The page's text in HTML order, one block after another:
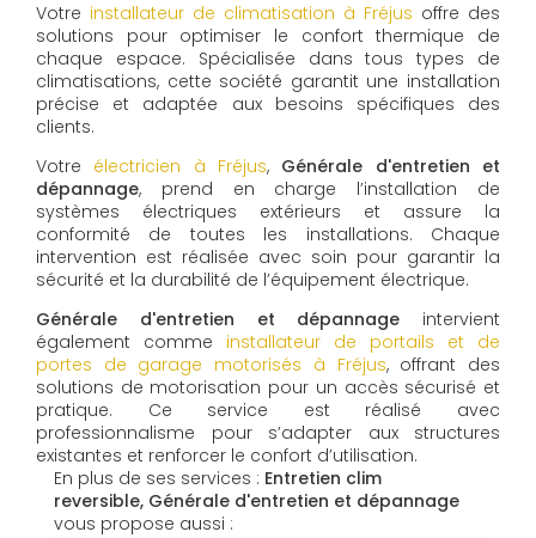
Votre installateur de climatisation à Fréjus offre des
solutions pour optimiser le confort thermique de
chaque espace. Spécialisée dans tous types de
climatisations, cette société garantit une installation
précise et adaptée aux besoins spécifiques des
clients.
Votre électricien à Fréjus, Générale d'entretien et
dépannage, prend en charge l’installation de
systèmes électriques extérieurs et assure la
conformité de toutes les installations. Chaque
intervention est réalisée avec soin pour garantir la
sécurité et la durabilité de l’équipement électrique.
Générale d'entretien et dépannage intervient
également comme installateur de portails et de
portes de garage motorisés à Fréjus, offrant des
solutions de motorisation pour un accès sécurisé et
pratique. Ce service est réalisé avec
professionnalisme pour s’adapter aux structures
existantes et renforcer le confort d’utilisation.
En plus de ses services : Entretien clim
reversible, Générale d'entretien et dépannage
vous propose aussi :